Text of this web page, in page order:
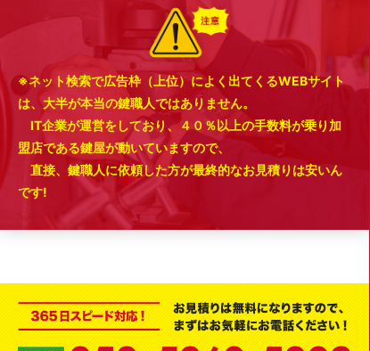
※ネット検索で広告枠（上位）によく出てくるWEBサイト
は、大半が本当の鍵職人ではありません。
IT企業が運営をしており、４０％以上の手数料が乗り加
盟店である鍵屋が動いていますので、
直接、鍵職人に依頼した方が最終的なお見積りは安いん
です!